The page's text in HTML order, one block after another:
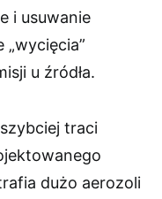
i usuwanie
u źródła.
traci
dużo aerozoli